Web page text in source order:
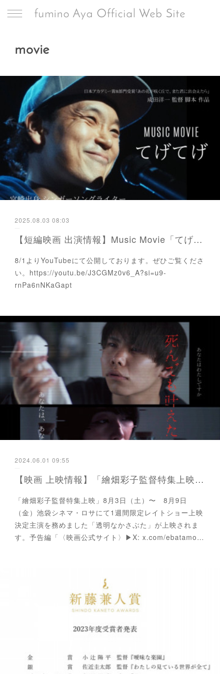
fumino Aya Official Web Site
movie
2025.08.03 08:03
【短編映画 出演情報】Music Movie「てげてげ」 Ikkyu 成田 洋一監督
8/1よりYouTubeにて公開しております。ぜひご覧くださ
い。https://youtu.be/J3CGMz0v6_A?si=u9-
rnPa6nNKaGapt
2024.06.01 09:55
【映画 上映情報】「繪畑彩子監督特集上映」繪畑彩子監督
「繪畑彩子監督特集上映」8月3日（土）〜 8月9日
（金）池袋シネマ・ロサにて1週間限定レイトショー上映
決定主演を務めました「透明なかさぶた」が上映されま
す。予告編「〈映画公式サイト〉▶X: x.com/ebatamo…